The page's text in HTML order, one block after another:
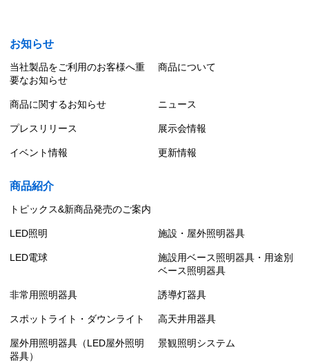
お知らせ
当社製品をご利用のお客様へ重
要なお知らせ
商品について
商品に関するお知らせ ニュース
プレスリリース 展示会情報
イベント情報 更新情報
商品紹介
トピックス&新商品発売のご案内
LED照明 施設・屋外照明器具
LED電球
施設用ベース照明器具・用途別
ベース照明器具
非常用照明器具 誘導灯器具
スポットライト・ダウンライト 高天井用器具
屋外用照明器具（LED屋外照明
器具）
景観照明システム